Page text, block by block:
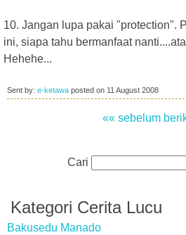
10. Jangan lupa pakai "protection".
ini, siapa tahu bermanfaat
Hehehe...
Sent by: e-ketawa posted on 11 August 2008
«« sebelum
Cari
Kategori Cerita Lucu
Bakusedu Manado